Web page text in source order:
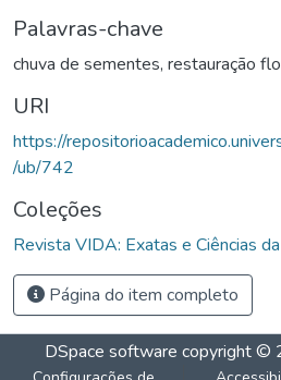
Palavras-chave
chuva de sementes, restauração
URI
https://
/ub/742
Coleções
Revista VIDA: Exatas e Ciências
Página do item completo
DSpace software copyright ©